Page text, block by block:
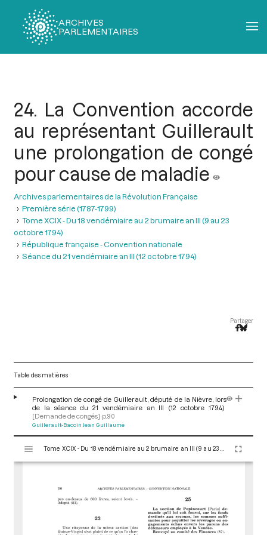
ARCHIVES
PARLEMENTAIRES
24. La Convention accorde
au représentant Guillerault
une prolongation de congé
pour cause de maladie
Archives parlementaires de la Révolution Française
Première série (1787-1799)
Tome XCIX - Du 18 vendémiaire au 2 brumaire an III (9 au 23
octobre 1794)
République française - Convention nationale
Séance du 21 vendémiaire an III (12 octobre 1794)
Partager
Table des matières
Prolongation de congé de Guillerault, député de la Nièvre, lors
de la séance du 21 vendémiaire an III (12 octobre 1794)
[Demande de congés] p.90
Guillerault-Bacoin Jean Guillaume
s